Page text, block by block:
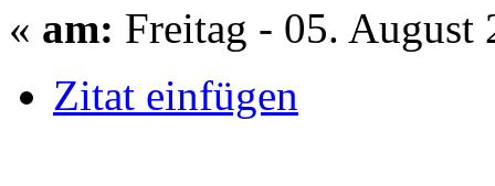
« am: Freitag - 05. August
Zitat einfügen